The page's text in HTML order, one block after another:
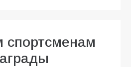
спортсменам